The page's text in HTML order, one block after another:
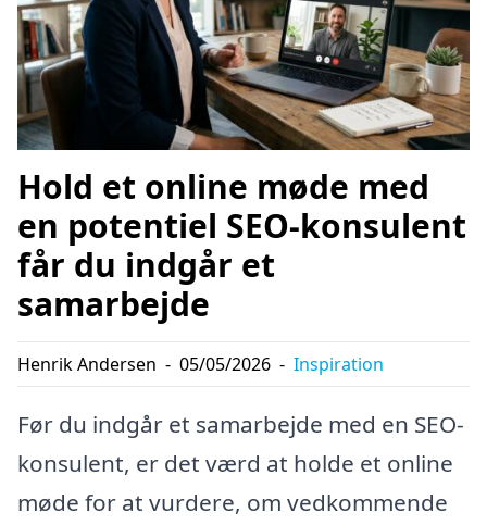
Hold et online møde med
en potentiel SEO-konsulent
får du indgår et
samarbejde
Henrik Andersen - 05/05/2026 - Inspiration
Før du indgår et samarbejde med en SEO-
konsulent, er det værd at holde et online
møde for at vurdere, om vedkommende